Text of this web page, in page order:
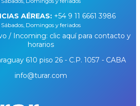
AÉREAS: +54 9 11 6661 3986
Sábados, Domingos y feriados
/ Incoming: clic aquí para contacto y
horarios
610 piso 26 - C.P. 1057 - CABA
info@turar.com